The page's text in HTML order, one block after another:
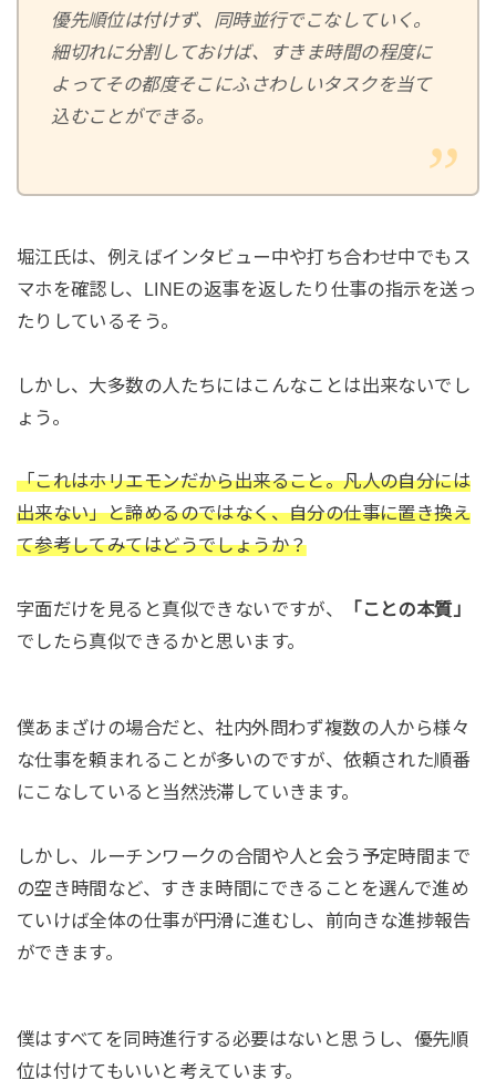
優先順位は付けず、同時並行でこなしていく。
細切れに分割しておけば、すきま時間の程度に
よってその都度そこにふさわしいタスクを当て
込むことができる。
堀江氏は、例えばインタビュー中や打ち合わせ中でもス
マホを確認し、LINEの返事を返したり仕事の指示を送っ
たりしているそう。
しかし、大多数の人たちにはこんなことは出来ないでし
ょう。
「これはホリエモンだから出来ること。凡人の自分には
出来ない」と諦めるのではなく、自分の仕事に置き換え
て参考してみてはどうでしょうか？
字面だけを見ると真似できないですが、
「ことの本質」
でしたら真似できるかと思います。
僕あまざけの場合だと、社内外問わず複数の人から様々
な仕事を頼まれることが多いのですが、依頼された順番
にこなしていると当然渋滞していきます。
しかし、ルーチンワークの合間や人と会う予定時間まで
の空き時間など、すきま時間にできることを選んで進め
ていけば全体の仕事が円滑に進むし、前向きな進捗報告
ができます。
僕はすべてを同時進行する必要はないと思うし、優先順
位は付けてもいいと考えています。